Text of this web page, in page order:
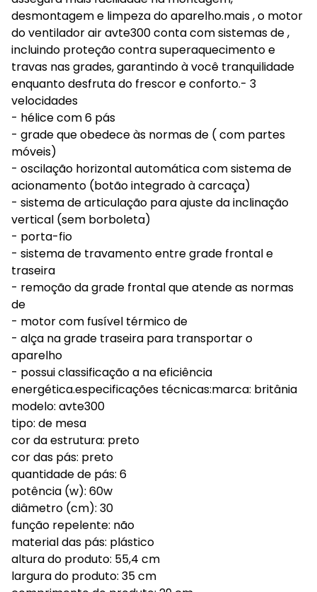
desmontagem e limpeza do aparelho.mais , o motor
do ventilador air avte300 conta com sistemas de ,
incluindo proteção contra superaquecimento e
travas nas grades, garantindo à você tranquilidade
enquanto desfruta do frescor e conforto.- 3
velocidades
- hélice com 6 pás
- grade que obedece às normas de ( com partes
móveis)
- oscilação horizontal automática com sistema de
acionamento (botão integrado à carcaça)
- sistema de articulação para ajuste da inclinação
vertical (sem borboleta)
- porta-fio
- sistema de travamento entre grade frontal e
traseira
- remoção da grade frontal que atende as normas
de
- motor com fusível térmico de
- alça na grade traseira para transportar o
aparelho
- possui classificação a na eficiência
energética.especificações técnicas:marca: britânia
modelo: avte300
tipo: de mesa
cor da estrutura: preto
cor das pás: preto
quantidade de pás: 6
potência (w): 60w
diâmetro (cm): 30
função repelente: não
material das pás: plástico
altura do produto: 55,4 cm
largura do produto: 35 cm